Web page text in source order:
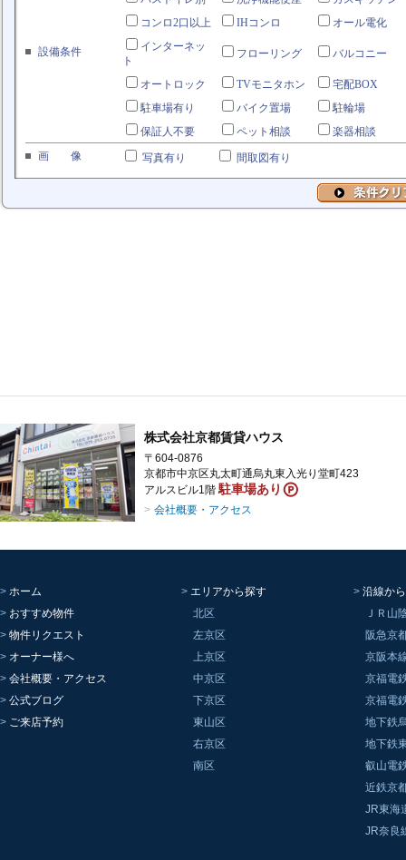
株式会社京都賃貸ハウス
〒604-0876
京都市中京区丸太町通烏丸東入光り堂町423
アルスビル1階 駐車場あり
会社概要・アクセス
ホーム
おすすめ物件
物件リクエスト
オーナー様へ
会社概要・アクセス
公式ブログ
ご来店予約
エリアから探す
北区
左京区
上京区
中京区
下京区
東山区
右京区
南区
沿線か
ＪＲ山
阪急京
京阪本
京福電
京福電
地下鉄
地下鉄
叡山電
近鉄京
JR東海
JR奈良